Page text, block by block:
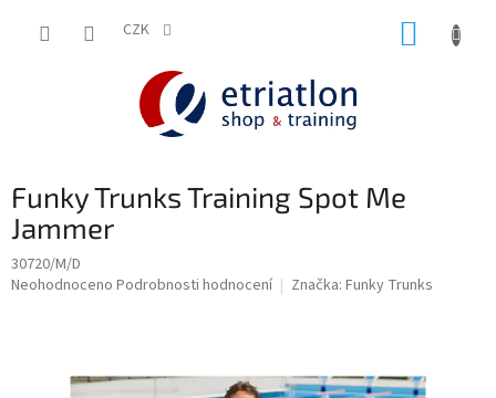
CZK
Funky Trunks Training Spot Me
Jammer
30720/M/D
Průměrné
Neohodnoceno Podrobnosti hodnocení Značka: Funky Trunks
shop.etriatlon.cz - Chat